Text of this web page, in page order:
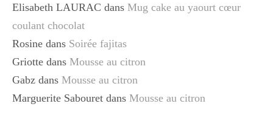
Elisabeth LAURAC dans Mug cake au yaourt cœur
coulant chocolat
Rosine dans Soirée fajitas
Griotte dans Mousse au citron
Gabz dans Mousse au citron
Marguerite Sabouret dans Mousse au citron